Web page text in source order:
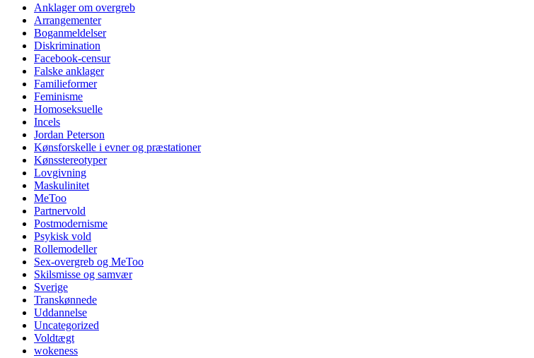
Anklager om overgreb
Arrangementer
Boganmeldelser
Diskrimination
Facebook-censur
Falske anklager
Familieformer
Feminisme
Homoseksuelle
Incels
Jordan Peterson
Kønsforskelle i evner og præstationer
Kønsstereotyper
Lovgivning
Maskulinitet
MeToo
Partnervold
Postmodernisme
Psykisk vold
Rollemodeller
Sex-overgreb og MeToo
Skilsmisse og samvær
Sverige
Transkønnede
Uddannelse
Uncategorized
Voldtægt
wokeness